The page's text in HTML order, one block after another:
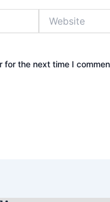
for the next time I